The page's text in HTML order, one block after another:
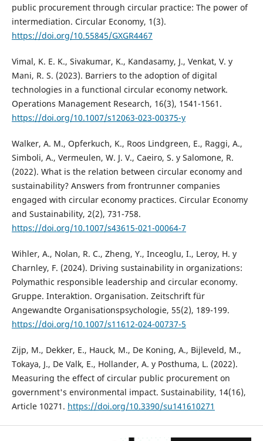
public procurement through circular practice: The power of
intermediation. Circular Economy, 1(3).
https://doi.org/10.55845/GXGR4467
Vimal, K. E. K., Sivakumar, K., Kandasamy, J., Venkat, V. y
Mani, R. S. (2023). Barriers to the adoption of digital
technologies in a functional circular economy network.
Operations Management Research, 16(3), 1541-1561.
https://doi.org/10.1007/s12063-023-00375-y
Walker, A. M., Opferkuch, K., Roos Lindgreen, E., Raggi, A.,
Simboli, A., Vermeulen, W. J. V., Caeiro, S. y Salomone, R.
(2022). What is the relation between circular economy and
sustainability? Answers from frontrunner companies
engaged with circular economy practices. Circular Economy
and Sustainability, 2(2), 731-758.
https://doi.org/10.1007/s43615-021-00064-7
Wihler, A., Nolan, R. C., Zheng, Y., Inceoglu, I., Leroy, H. y
Charnley, F. (2024). Driving sustainability in organizations:
Polymathic responsible leadership and circular economy.
Gruppe. Interaktion. Organisation. Zeitschrift für
Angewandte Organisationspsychologie, 55(2), 189-199.
https://doi.org/10.1007/s11612-024-00737-5
Zijp, M., Dekker, E., Hauck, M., De Koning, A., Bijleveld, M.,
Tokaya, J., De Valk, E., Hollander, A. y Posthuma, L. (2022).
Measuring the effect of circular public procurement on
government's environmental impact. Sustainability, 14(16),
Article 10271. https://doi.org/10.3390/su141610271